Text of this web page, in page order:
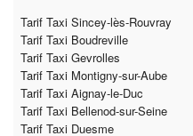
Tarif Taxi Sincey-lès-Rouvray
Tarif Taxi Boudreville
Tarif Taxi Gevrolles
Tarif Taxi Montigny-sur-Aube
Tarif Taxi Aignay-le-Duc
Tarif Taxi Bellenod-sur-Seine
Tarif Taxi Duesme